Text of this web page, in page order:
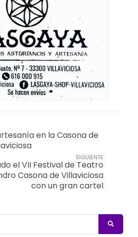
en la Casona de
SIGUIENTE
el VII Festival de Teatro
Casona de Villaviciosa
con un gran cartel